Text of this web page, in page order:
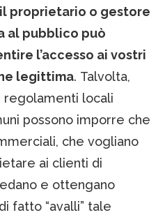
proprietario o gestore
al pubblico può
l’accesso ai vostri
legittima. Talvolta,
regolamenti locali
possono imporre che
che vogliano
ai clienti di
e ottengano
fatto “avalli” tale